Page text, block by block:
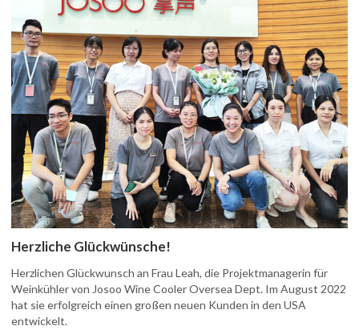
Herzliche Glückwünsche!
Herzlichen Glückwunsch an Frau Leah, die Projektmanagerin für
Weinkühler von Josoo Wine Cooler Oversea Dept. Im August 2022
hat sie erfolgreich einen großen neuen Kunden in den USA
entwickelt.